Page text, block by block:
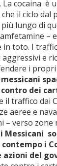
. La cocaina è
che il ciclo
lungo di
–
toto. I
e
i
dei
il traffico dai
aeree e
– verso zone
Messicani
i
del